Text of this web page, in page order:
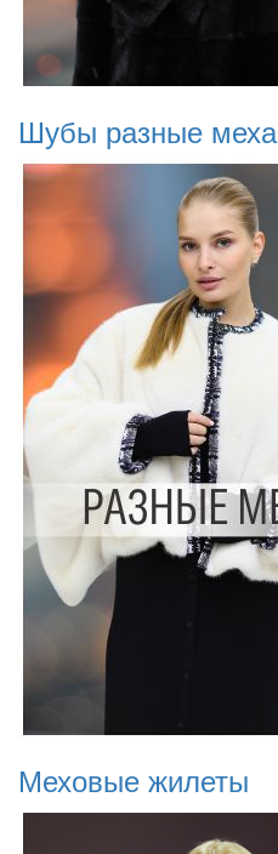
Шубы разные меха
Меховые жилеты